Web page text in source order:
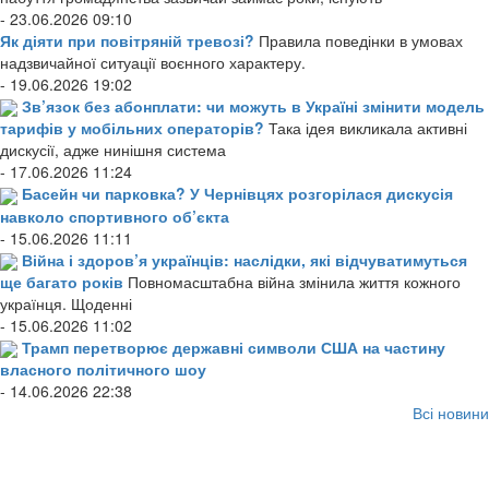
- 23.06.2026 09:10
Як діяти при повітряній тревозі? Правила поведінки в умовах
надзвичайної ситуації воєнного характеру.
- 19.06.2026 19:02
Зв’язок без абонплати: чи можуть в Україні змінити модель
тарифів у мобільних операторів? Така ідея викликала активні
дискусії, адже нинішня система
- 17.06.2026 11:24
Басейн чи парковка? У Чернівцях розгорілася дискусія
навколо спортивного об’єкта
- 15.06.2026 11:11
Війна і здоров’я українців: наслідки, які відчуватимуться
ще багато років Повномасштабна війна змінила життя кожного
українця. Щоденні
- 15.06.2026 11:02
Трамп перетворює державні символи США на частину
власного політичного шоу
- 14.06.2026 22:38
Всі новини